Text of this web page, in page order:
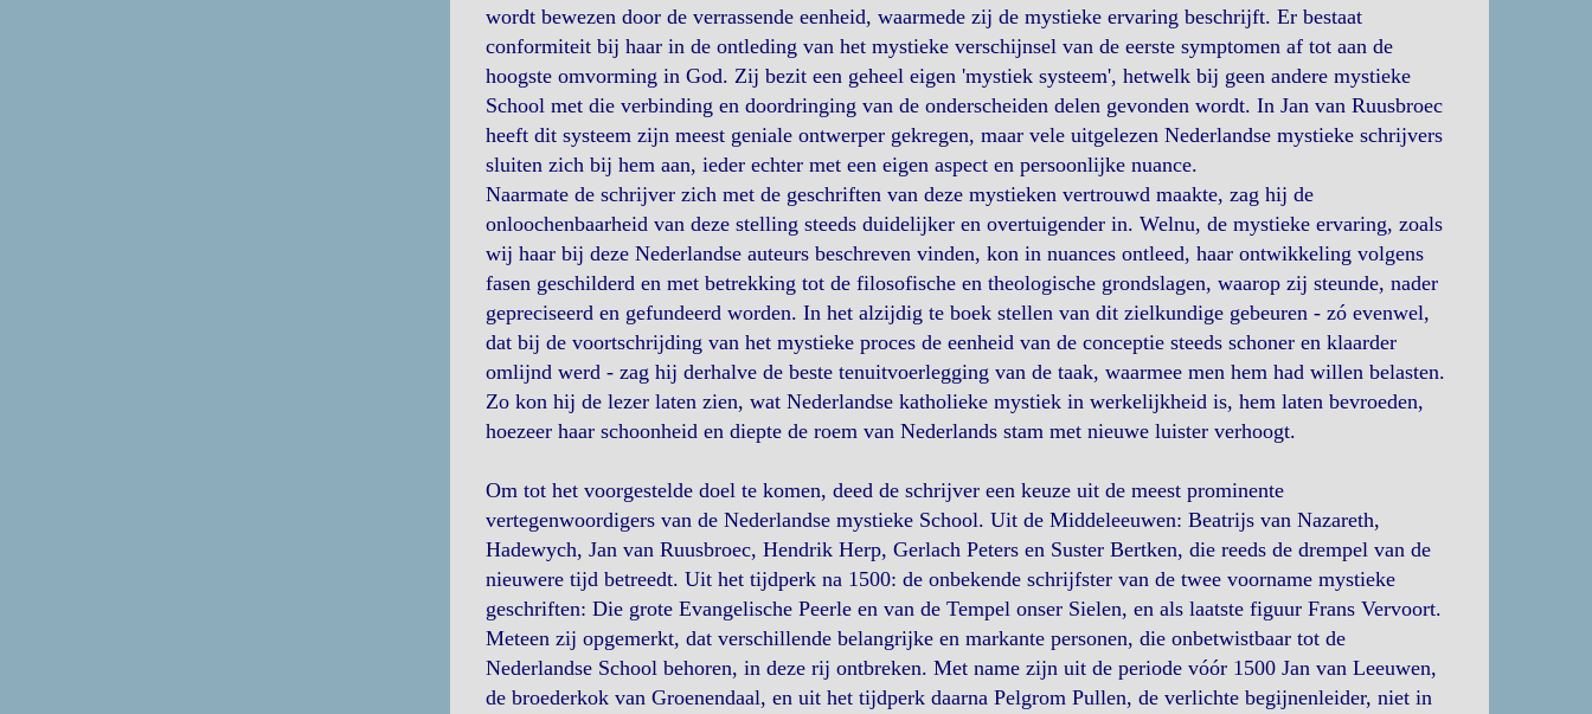
wordt bewezen door de verrassende eenheid, waarmede zij de mystieke ervaring beschrijft. Er bestaat
conformiteit bij haar in de ontleding van het mystieke verschijnsel van de eerste symptomen af tot aan de
hoogste omvorming in God. Zij bezit een geheel eigen 'mystiek systeem', hetwelk bij geen andere mystieke
School met die verbinding en doordringing van de onderscheiden delen gevonden wordt. In Jan van Ruusbroec
heeft dit systeem zijn meest geniale ontwerper gekregen, maar vele uitgelezen Nederlandse mystieke schrijvers
sluiten zich bij hem aan, ieder echter met een eigen aspect en persoonlijke nuance.
Naarmate de schrijver zich met de geschriften van deze mystieken vertrouwd maakte, zag hij de
onloochenbaarheid van deze stelling steeds duidelijker en overtuigender in. Welnu, de mystieke ervaring, zoals
wij haar bij deze Nederlandse auteurs beschreven vinden, kon in nuances ontleed, haar ontwikkeling volgens
fasen geschilderd en met betrekking tot de filosofische en theologische grondslagen, waarop zij steunde, nader
gepreciseerd en gefundeerd worden. In het alzijdig te boek stellen van dit zielkundige gebeuren - zó evenwel,
dat bij de voortschrijding van het mystieke proces de eenheid van de conceptie steeds schoner en klaarder
omlijnd werd - zag hij derhalve de beste tenuitvoerlegging van de taak, waarmee men hem had willen belasten.
Zo kon hij de lezer laten zien, wat Nederlandse katholieke mystiek in werkelijkheid is, hem laten bevroeden,
hoezeer haar schoonheid en diepte de roem van Nederlands stam met nieuwe luister verhoogt.
Om tot het voorgestelde doel te komen, deed de schrijver een keuze uit de meest prominente
vertegenwoordigers van de Nederlandse mystieke School. Uit de Middeleeuwen: Beatrijs van Nazareth,
Hadewych, Jan van Ruusbroec, Hendrik Herp, Gerlach Peters en Suster Bertken, die reeds de drempel van de
nieuwere tijd betreedt. Uit het tijdperk na 1500: de onbekende schrijfster van de twee voorname mystieke
geschriften: Die grote Evangelische Peerle en van de Tempel onser Sielen, en als laatste figuur Frans Vervoort.
Meteen zij opgemerkt, dat verschillende belangrijke en markante personen, die onbetwistbaar tot de
Nederlandse School behoren, in deze rij ontbreken. Met name zijn uit de periode vóór 1500 Jan van Leeuwen,
de broederkok van Groenendaal, en uit het tijdperk daarna Pelgrom Pullen, de verlichte begijnenleider, niet in